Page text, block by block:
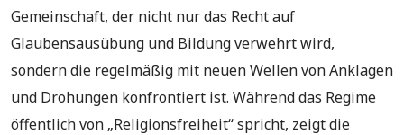
Gemeinschaft, der nicht nur das Recht auf
Glaubensausübung und Bildung verwehrt wird,
sondern die regelmäßig mit neuen Wellen von Anklagen
und Drohungen konfrontiert ist. Während das Regime
öffentlich von „Religionsfreiheit“ spricht, zeigt die